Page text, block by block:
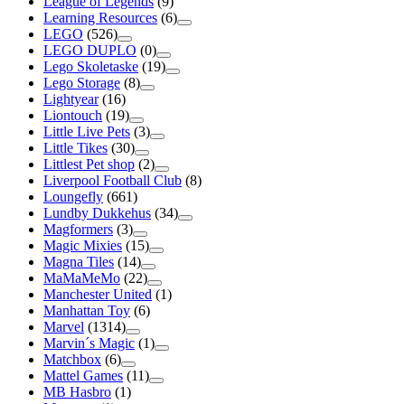
Learning Resources (6)
LEGO (526)
LEGO DUPLO (0)
Lego Skoletaske (19)
Lego Storage (8)
Lightyear (16)
Liontouch (19)
Little Live Pets (3)
Little Tikes (30)
Littlest Pet shop (2)
Liverpool Football Club (8)
Loungefly (661)
Lundby Dukkehus (34)
Magformers (3)
Magic Mixies (15)
Magna Tiles (14)
MaMaMeMo (22)
Manchester United (1)
Manhattan Toy (6)
Marvel (1314)
Marvin´s Magic (1)
Matchbox (6)
Mattel Games (11)
MB Hasbro (1)